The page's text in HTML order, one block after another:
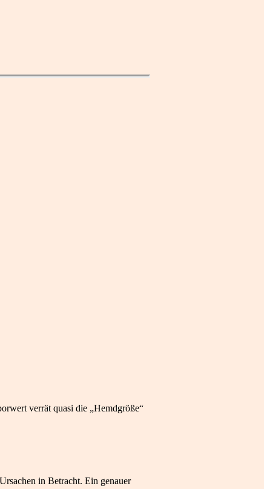
verrät quasi die „Hemdgröße“
in Betracht. Ein genauer